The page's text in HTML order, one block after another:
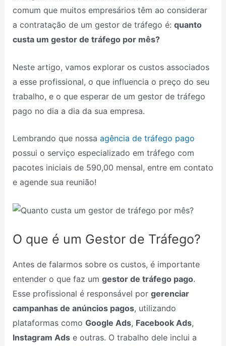
comum que muitos empresários têm ao considerar
a contratação de um gestor de tráfego é: quanto
custa um gestor de tráfego por mês?
Neste artigo, vamos explorar os custos associados
a esse profissional, o que influencia o preço do seu
trabalho, e o que esperar de um gestor de tráfego
pago no dia a dia da sua empresa.
Lembrando que nossa agência de tráfego pago
possui o serviço especializado em tráfego com
pacotes iniciais de 590,00 mensal, entre em contato
e agende sua reunião!
O que é um Gestor de Tráfego?
Antes de falarmos sobre os custos, é importante
entender o que faz um gestor de tráfego pago.
Esse profissional é responsável por gerenciar
campanhas de anúncios pagos, utilizando
plataformas como Google Ads, Facebook Ads,
Instagram Adse outras. O trabalho dele inclui a